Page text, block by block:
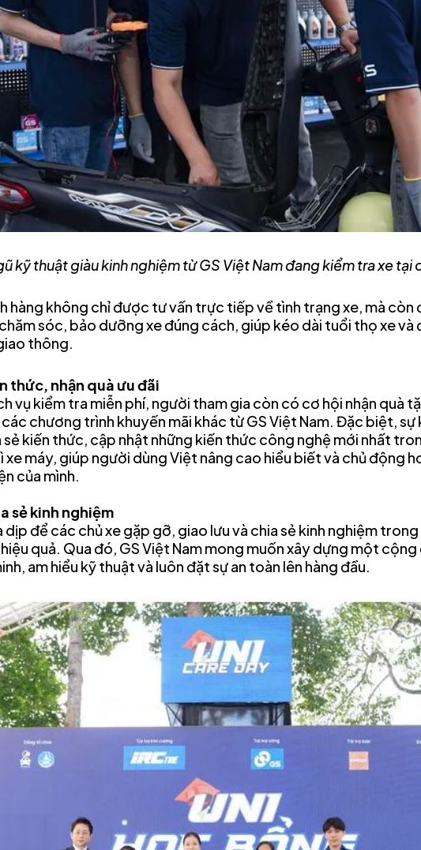
kỹ thuật giàu kinh nghiệm từ GS Việt Nam đang kiểm tra xe tại
hàng không chỉ được tư vấn trực tiếp về tình trạng xe, mà còn
sóc, bảo dưỡng xe đúng cách, giúp kéo dài tuổi thọ xe và
thông.
thức, nhận quà ưu đãi
vụ kiểm tra miễn phí, người tham gia còn có cơ hội nhận quà
chương trình khuyến mãi khác từ GS Việt Nam. Đặc biệt,
kiến thức, cập nhật những kiến thức công nghệ mới nhất
xe máy, giúp người dùng Việt nâng cao hiểu biết và chủ động
của mình.
sẻ kinh nghiệm
dịp để các chủ xe gặp gỡ, giao lưu và chia sẻ kinh nghiệm
quả. Qua đó, GS Việt Nam mong muốn xây dựng một
am hiểu kỹ thuật và luôn đặt sự an toàn lên hàng đầu.